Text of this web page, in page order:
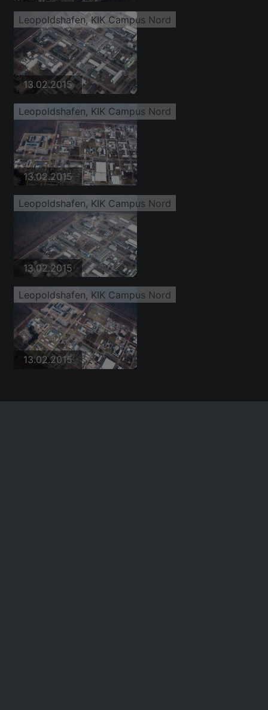
Leopoldshafen, KIK Campus Nord
13.02.2015
Leopoldshafen, KIK Campus Nord
13.02.2015
Leopoldshafen, KIK Campus Nord
13.02.2015
Leopoldshafen, KIK Campus Nord
13.02.2015